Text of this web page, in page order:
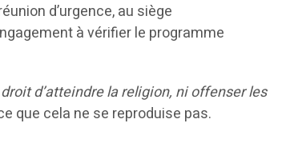
d’urgence, au siège
à vérifier le programme
d’atteindre la religion, ni offenser les
que cela ne se reproduise pas.